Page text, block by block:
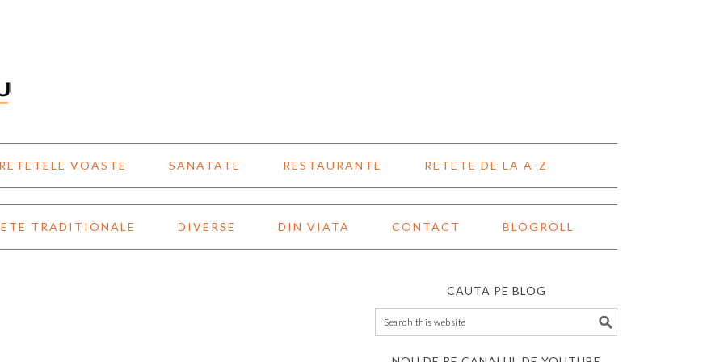
RETETELE VOASTE SANATATE RESTAURANTE RETETE DE LA A-Z
TRADITIONALE DIVERSE DIN VIATA CONTACT BLOGROLL
CAUTA PE BLOG